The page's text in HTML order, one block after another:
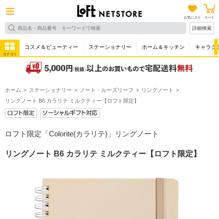
お気に入り カート
詳細検索
カテゴリ
コスメ＆ビューティー ステーショナリー ホーム＆キッチン キャラク
ホーム ステーショナリー ノート・ルーズリーフ
リングノート
リングノート B6 カラリテ ミルクティー【ロフト限定】
ロフト限定「Colorite(カラリテ)」リングノート
リングノート B6 カラリテ ミルクティー【ロフト限定】